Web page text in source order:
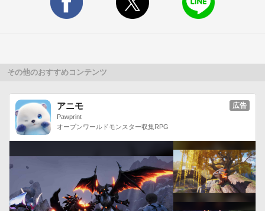
その他のおすすめコンテンツ
アニモ
Pawprint
オープンワールドモンスター収集RPG
広告